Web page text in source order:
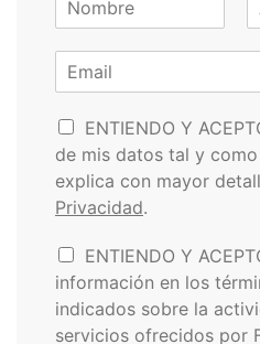
*
o
b
e
p
l
i
o
s
r
e
e
l
c
t
r
P
o
l
í
t
c
a
d
e
ENTIENDO Y
de mis datos tal y
explica con mayor
Privacidad.
I
n
f
o
ENTIENDO Y
información en los
indicados sobre la
servicios ofrecidos por